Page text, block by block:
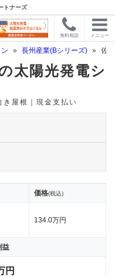
トナーズ
無料相談 メニュー
» 長州産業(Bシリーズ) » 佐
太陽光発電シ
屋根｜現金支払い
価格(税込)
134.0万円
益
円